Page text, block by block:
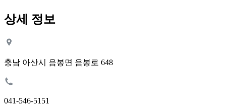
상세 정보
충남 아산시 음봉면 음봉로 648
041-546-5151